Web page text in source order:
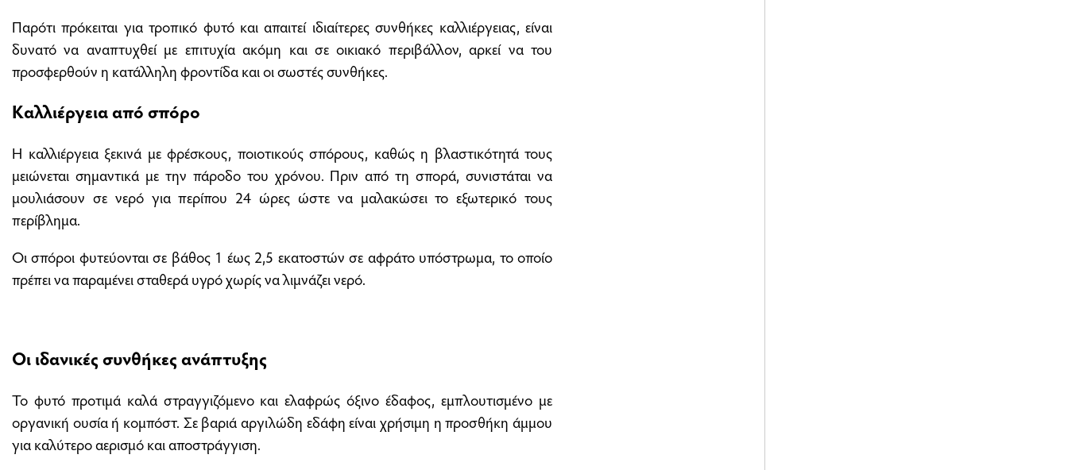
Παρότι πρόκειται για τροπικό φυτό και απαιτεί ιδιαίτερες συνθήκες καλλιέργειας, είναι
δυνατό να αναπτυχθεί με επιτυχία ακόμη και σε οικιακό περιβάλλον, αρκεί να του
προσφερθούν η κατάλληλη φροντίδα και οι σωστές συνθήκες.
Καλλιέργεια από σπόρο
Η καλλιέργεια ξεκινά με φρέσκους, ποιοτικούς σπόρους, καθώς η βλαστικότητά τους
μειώνεται σημαντικά με την πάροδο του χρόνου. Πριν από τη σπορά, συνιστάται να
μουλιάσουν σε νερό για περίπου 24 ώρες ώστε να μαλακώσει το εξωτερικό τους
περίβλημα.
Οι σπόροι φυτεύονται σε βάθος 1 έως 2,5 εκατοστών σε αφράτο υπόστρωμα, το οποίο
πρέπει να παραμένει σταθερά υγρό χωρίς να λιμνάζει νερό.
Οι ιδανικές συνθήκες ανάπτυξης
Το φυτό προτιμά καλά στραγγιζόμενο και ελαφρώς όξινο έδαφος, εμπλουτισμένο με
οργανική ουσία ή κομπόστ. Σε βαριά αργιλώδη εδάφη είναι χρήσιμη η προσθήκη άμμου
για καλύτερο αερισμό και αποστράγγιση.